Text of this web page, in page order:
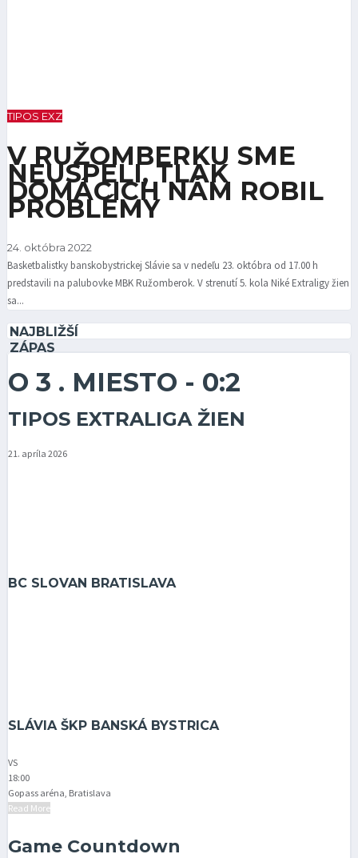
TIPOS EXZ
V RUŽOMBERKU SME
NEUSPELI, TLAK
DOMÁCICH NÁM ROBIL
PROBLÉMY
24. októbra 2022
Basketbalistky banskobystrickej Slávie sa v nedeľu 23. októbra od 17.00 h
predstavili na palubovke MBK Ružomberok. V strenutí 5. kola Niké Extraligy žien
sa...
NAJBLIŽŠÍ
ZÁPAS
O 3 . MIESTO - 0:2
TIPOS EXTRALIGA ŽIEN
21. apríla 2026
BC SLOVAN BRATISLAVA
SLÁVIA ŠKP BANSKÁ BYSTRICA
VS
18:00
Gopass aréna, Bratislava
Read More
Game Countdown